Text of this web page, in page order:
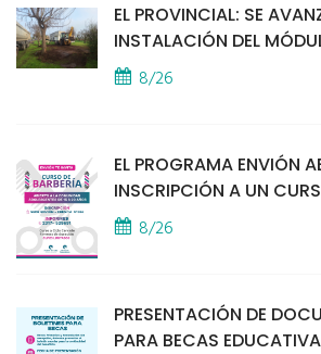
EL PROVINCIAL: SE
INSTALACIÓN DEL
8/26
EL PROGRAMA ENVIÓN
INSCRIPCIÓN A UN
8/26
PRESENTACIÓN DE
PARA BECAS